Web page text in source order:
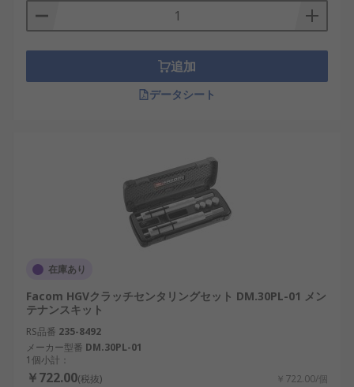
追加
データシート
在庫あり
Facom HGVクラッチセンタリングセット DM.30PL-01 メン
テナンスキット
RS品番 235-8492
メーカー型番 DM.30PL-01
1個小計：
￥722.00(税抜) ￥722.00/個